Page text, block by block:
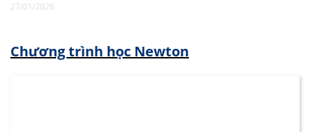
27/01/2026
Chương trình học Newton